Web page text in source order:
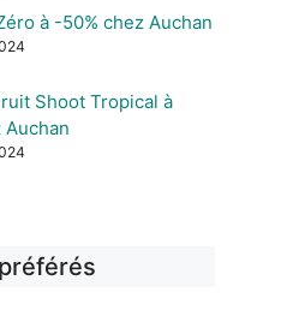
à -50% chez Auchan
Shoot Tropical à
Auchan